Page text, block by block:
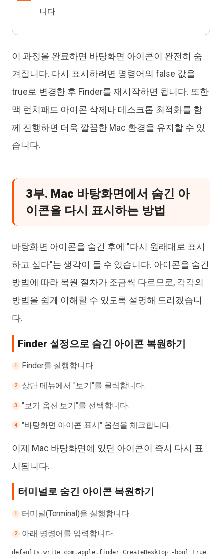
니다.
이 과정을 완료하면 바탕화면 아이콘이 완전히 숨
겨집니다. 다시 표시하려면 명령어의 false 값을
true로 변경한 후 Finder를 재시작하면 됩니다. 또한
맥 런치패드 아이콘 삭제나 데스크톱 최적화를 함
께 진행하면 더욱 깔끔한 Mac 환경을 유지할 수 있
습니다.
3부. Mac 바탕화면에서 숨긴 아
이콘을 다시 표시하는 방법
바탕화면 아이콘을 숨긴 후에 "다시 원래대로 표시
하고 싶다"는 생각이 들 수 있습니다. 아이콘을 숨긴
방법에 따라 복원 절차가 조금씩 다르므로, 각각의
방법을 쉽게 이해할 수 있도록 설명해 드리겠습니
다.
Finder 설정으로 숨긴 아이콘 복원하기
Finder를 실행합니다.
상단 메뉴에서 "보기"를 클릭합니다.
"보기 옵션 보기"를 선택합니다.
"바탕화면 아이콘 표시" 옵션을 체크합니다.
이제 Mac 바탕화면에 있던 아이콘이 즉시 다시 표
시됩니다.
터미널로 숨긴 아이콘 복원하기
터미널(Terminal)을 실행합니다.
아래 명령어를 입력합니다.
defaults write com.apple.finder CreateDesktop -bool true